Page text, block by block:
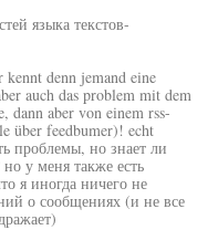
языка текстов-
kennt denn jemand eine
auch das problem mit dem
dann aber von einem rss-
über feedbumer)! echt
проблемы, но знает ли
у меня также есть
я иногда ничего не
о сообщениях (и не все